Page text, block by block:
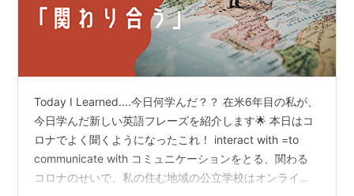
Today I Learned....今日何学んだ？？ 在米6年目の私が、
今日学んだ新しい英語フレーズを紹介します🌟 本日はコ
ロナでよく聞くようになったこれ！ interact with =to
communicate with コミュニケーションをとる、関わる
コロナのせいで、私の住む地域の公立学校はオンライン